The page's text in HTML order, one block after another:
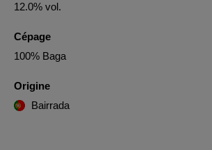
12.0% vol.
Cépage
100% Baga
Origine
Bairrada